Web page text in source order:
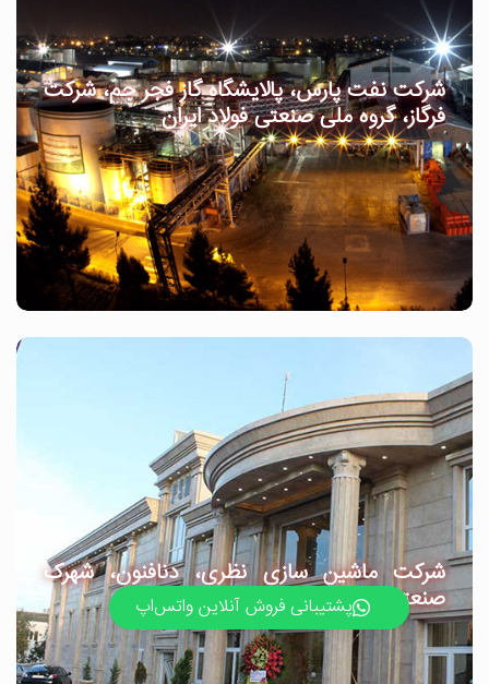
شرکت نفت پارس، پالایشگاه گاز فجر جم، شرکت
فرگاز، گروه ملی صنعتی فولاد ایران
شرکت ماشین سازی نظری، دنافنون، شهرک
صنعتی اشتهاردپشتیبانی فروش آنلاین واتس‌اپ